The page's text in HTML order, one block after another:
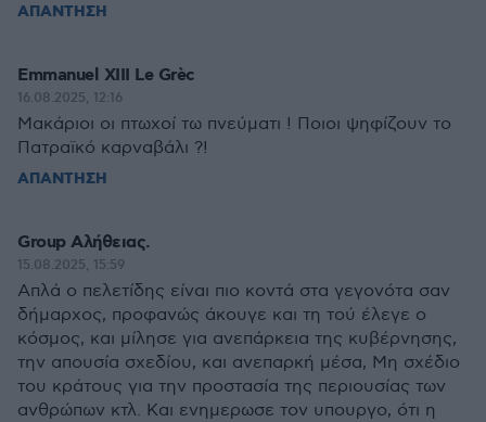
ΑΠΑΝΤΗΣΗ
Emmanuel XIII Le Grèc
16.08.2025, 12:16
Μακάριοι οι πτωχοί τω πνεύματι ! Ποιοι ψηφίζουν το
Πατραϊκό καρναβάλι ?!
ΑΠΑΝΤΗΣΗ
Group Αλήθειας.
15.08.2025, 15:59
Απλά ο πελετίδης είναι πιο κοντά στα γεγονότα σαν
δήμαρχος, προφανώς άκουγε και τη τού έλεγε ο
κόσμος, και μίλησε για ανεπάρκεια της κυβέρνησης,
την απουσία σχεδίου, και ανεπαρκή μέσα, Μη σχέδιο
του κράτους για την προστασία της περιουσίας των
ανθρώπων κτλ. Και ενημερωσε τον υπουργο, ότι η